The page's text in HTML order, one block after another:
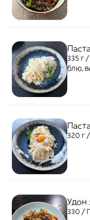
335 г / моцарела, пармезан, брі, дор-
блю,
Удон